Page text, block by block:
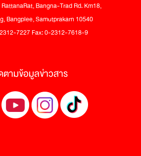
Bangna-Trad Rd. Km18,
Bangplee, Samutprakarn 10540
7227 Fax: 0-2312-7618-9
ตามข้อมูลข่าวสาร